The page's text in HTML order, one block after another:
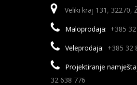
Veliki kraj 131, 32270,
Maloprodaja: +385
Veleprodaja: +385 32
Projektiranje
32 638 776